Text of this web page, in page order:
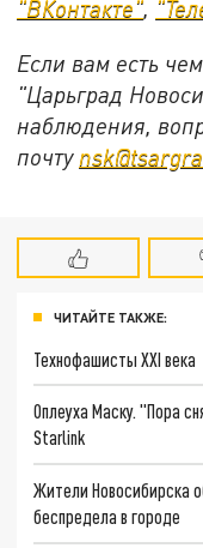
"ВКонтакте",
Если вам есть
"Царьград
наблюдения,
почту
ЧИТАЙТЕ ТАКЖЕ:
Технофашисты XXI века
Оплеуха Маску. "Пора
Starlink
Жители Новосибирска
беспредела в городе